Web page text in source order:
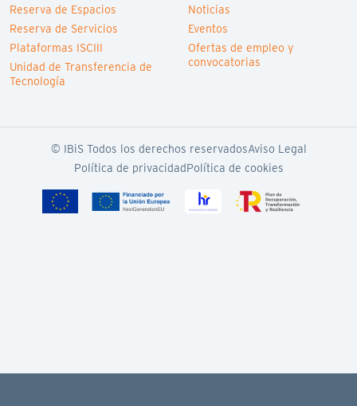
Reserva de Espacios
Reserva de Servicios
Plataformas ISCIII
Unidad de Transferencia de
Tecnología
Noticias
Eventos
Ofertas de empleo y
convocatorias
© IBiS Todos los derechos reservadosAviso Legal
Política de privacidadPolítica de cookies